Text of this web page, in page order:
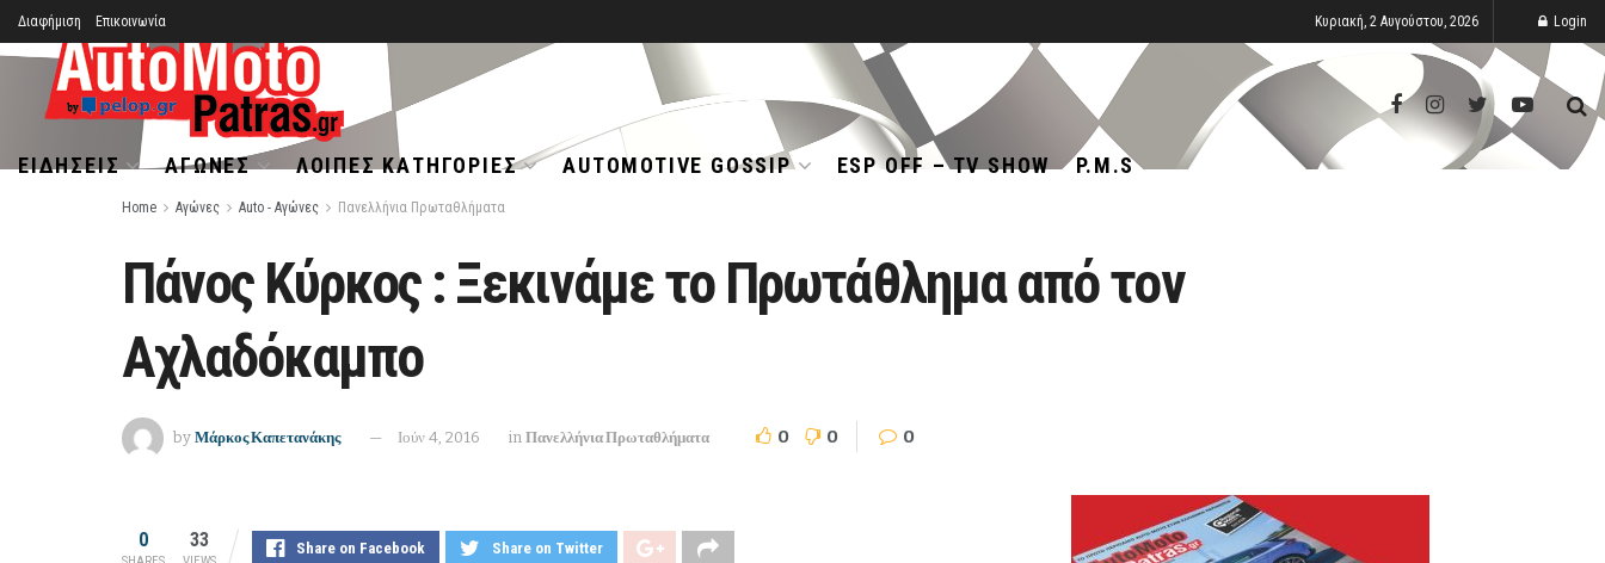
Διαφήμιση Επικοινωνία Κυριακή, 2 Αυγούστου, 2026 Login
ΕΙΔΉΣΕΙΣ ΑΓΏΝΕΣ ΛΟΙΠΈΣ ΚΑΤΗΓΟΡΊΕΣ AUTOMOTIVE GOSSIP ESP OFF – TV SHOW P.M.S
Home Αγώνες Auto - Αγώνες Πανελλήνια Πρωταθλήματα
Πάνος Κύρκος : Ξεκινάμε το Πρωτάθλημα από τον
Αχλαδόκαμπο
by Μάρκος Καπετανάκης Ιούν 4, 2016 in Πανελλήνια Πρωταθλήματα 0 0 0
0 33 Share on Facebook Share on Twitter